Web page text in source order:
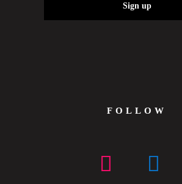
Sign up
FOLLOW